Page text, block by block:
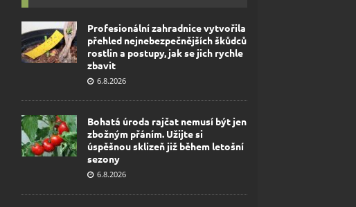
Profesionální zahradnice vytvořila
přehled nejnebezpečnějších škůdců
rostlin a postupy, jak se jich rychle
zbavit
6.8.2026
Bohatá úroda rajčat nemusí být jen
zbožným přáním. Užijte si
úspěšnou sklizeň již během letošní
sezony
6.8.2026